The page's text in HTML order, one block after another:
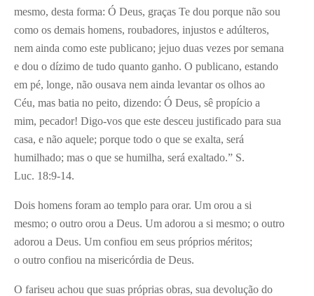
mesmo, desta forma: Ó Deus, graças Te dou porque não sou
como os demais homens, roubadores, injustos e adúlteros,
nem ainda como este publicano; jejuo duas vezes por semana
e dou o dízimo de tudo quanto ganho. O publicano, estando
em pé, longe, não ousava nem ainda levantar os olhos ao
Céu, mas batia no peito, dizendo: Ó Deus, sê propício a
mim, pecador! Digo-vos que este desceu justificado para sua
casa, e não aquele; porque todo o que se exalta, será
humilhado; mas o que se humilha, será exaltado.” S.
Luc. 18:9-14.
Dois homens foram ao templo para orar. Um orou a si
mesmo; o outro orou a Deus. Um adorou a si mesmo; o outro
adorou a Deus. Um confiou em seus próprios méritos;
o outro confiou na misericórdia de Deus.
O fariseu achou que suas próprias obras, sua devolução do